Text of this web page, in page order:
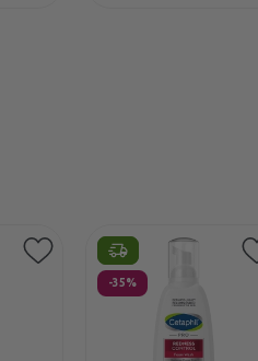
Етикети
-35%